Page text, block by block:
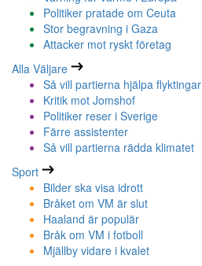
Politiker pratade om Ceuta
Stor begravning i Gaza
Attacker mot ryskt företag
Alla Väljare
Så vill partierna hjälpa flyktingar
Kritik mot Jomshof
Politiker reser i Sverige
Färre assistenter
Så vill partierna rädda klimatet
Sport
Bilder ska visa idrott
Bråket om VM är slut
Haaland är populär
Bråk om VM i fotboll
Mjällby vidare i kvalet